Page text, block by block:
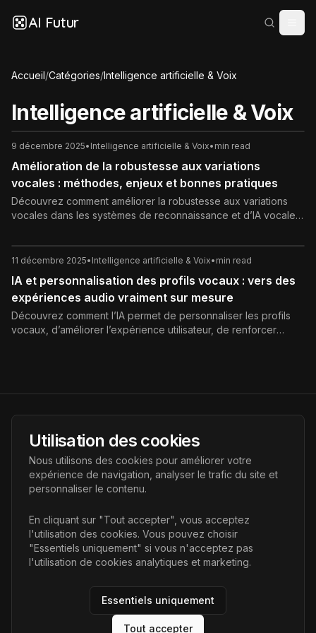
AI Futur
Accueil/Catégories/Intelligence artificielle & Voix
Intelligence artificielle & Voix
9 décembre 2025• Intelligence artificielle & Voix• min read
Amélioration de la robustesse aux variations
vocales : méthodes, enjeux et bonnes pratiques
Découvrez comment améliorer la robustesse aux variations
vocales dans les systèmes de reconnaissance et d’IA vocale :
évaluation, bonnes pratiques et tendances à suivre.
11 décembre 2025• Intelligence artificielle & Voix• min read
IA et personnalisation des profils vocaux : vers des
expériences audio vraiment sur mesure
Découvrez comment l’IA permet de personnaliser les profils
vocaux, d’améliorer l’expérience utilisateur, de renforcer
AI Futur
Portail de l'avenir de l'intelligence artificielle, vous aidant à
découvrir les dernières technologies IA.
Liens
Accueil
Articles
AI Futur. Tous droits réservés.
Utilisation des cookies
Nous utilisons des cookies pour améliorer votre
expérience de navigation, analyser le trafic du site et
personnaliser le contenu.
En cliquant sur "Tout accepter", vous acceptez
l'utilisation des cookies. Vous pouvez choisir
"Essentiels uniquement" si vous n'acceptez pas
l'utilisation de cookies analytiques et marketing.
Essentiels uniquement
Tout accepter